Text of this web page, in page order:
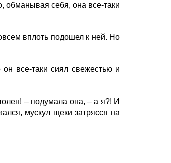
обманывая себя, она все-таки
вплоть подошел к ней. Но
все-таки сиял свежестью и
– подумала она, – а я?! И
мускул щеки затрясся на